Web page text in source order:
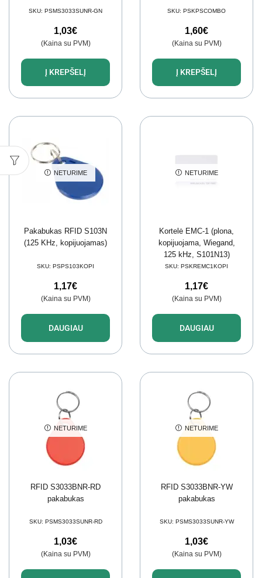
SKU: PSMS3033SUNR-GN
1,03€
(Kaina su PVM)
Į KREPŠELĮ
SKU: PSKPSCOMBO
1,60€
(Kaina su PVM)
Į KREPŠELĮ
NETURIME
Pakabukas RFID S103N
(125 KHz, kopijuojamas)
SKU: PSPS103KOPI
1,17€
(Kaina su PVM)
DAUGIAU
NETURIME
Kortelė EMC-1 (plona,
kopijuojama, Wiegand,
125 kHz, S101N13)
SKU: PSKREMC1KOPI
1,17€
(Kaina su PVM)
DAUGIAU
NETURIME
RFID S3033BNR-RD
pakabukas
SKU: PSMS3033SUNR-RD
1,03€
(Kaina su PVM)
NETURIME
RFID S3033BNR-YW
pakabukas
SKU: PSMS3033SUNR-YW
1,03€
(Kaina su PVM)